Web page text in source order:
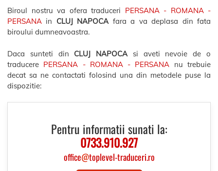
Biroul nostru va ofera traduceri PERSANA - ROMANA -
PERSANA in CLUJ NAPOCAfara a va deplasa din fata
biroului dumneavoastra.
Daca sunteti din CLUJ NAPOCA si aveti nevoie de o
traducere PERSANA - ROMANA - PERSANA nu trebuie
decat sa ne contactati folosind una din metodele puse la
dispozitie:
Pentru informatii sunati la:
0733.910.927
office@toplevel-traduceri.ro